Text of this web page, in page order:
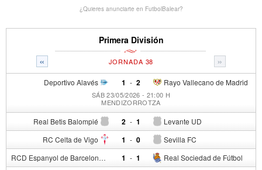
¿Quieres anunciarte en FutbolBalear?
Primera División
« »
JORNADA 38
Deportivo Alavés 1 - Rayo Vallecano de Madrid
2
SÁB 23/05/2026 - 21:00 H
MENDIZORROTZA
Real Betis Balompié 2 - Levante UD
1
RC Celta de Vigo 1 - Sevilla FC
0
RCD Espanyol de Barcelona 1 - Real Sociedad de Fútbol
1